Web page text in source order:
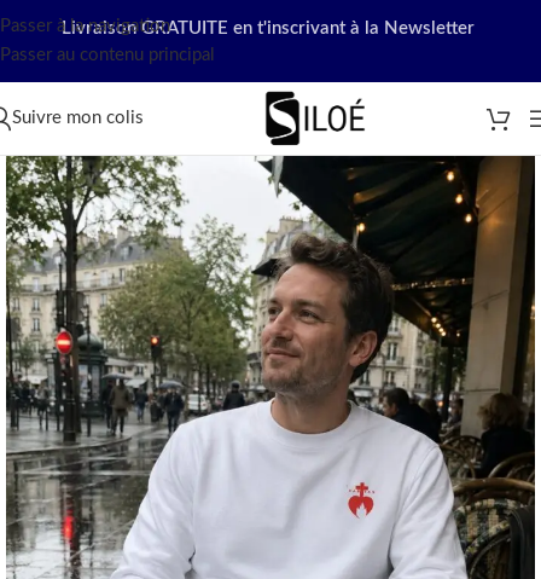
Passer à la navigation
Passer au contenu principal
Livraison GRATUITE en t'inscrivant à la Newsletter
Suivre mon colis